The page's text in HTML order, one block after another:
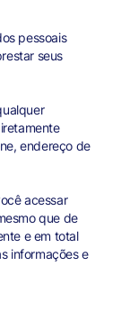
pessoais
seus
endereço de
acessar
que de
e em total
informações e